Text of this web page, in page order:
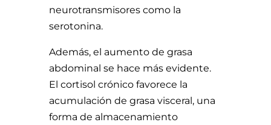
neurotransmisores como la
serotonina.
Además, el aumento de grasa
abdominal se hace más evidente.
El cortisol crónico favorece la
acumulación de grasa visceral, una
forma de almacenamiento